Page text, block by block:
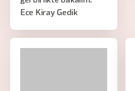
Ece Kiray Gedik